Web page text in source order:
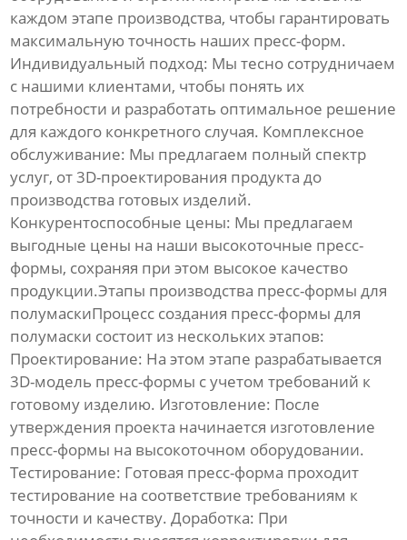
каждом этапе производства, чтобы гарантировать
максимальную точность наших пресс-форм.
Индивидуальный подход: Мы тесно сотрудничаем
с нашими клиентами, чтобы понять их
потребности и разработать оптимальное решение
для каждого конкретного случая. Комплексное
обслуживание: Мы предлагаем полный спектр
услуг, от 3D-проектирования продукта до
производства готовых изделий.
Конкурентоспособные цены: Мы предлагаем
выгодные цены на наши высокоточные пресс-
формы, сохраняя при этом высокое качество
продукции.Этапы производства пресс-формы для
полумаскиПроцесс создания пресс-формы для
полумаски состоит из нескольких этапов:
Проектирование: На этом этапе разрабатывается
3D-модель пресс-формы с учетом требований к
готовому изделию. Изготовление: После
утверждения проекта начинается изготовление
пресс-формы на высокоточном оборудовании.
Тестирование: Готовая пресс-форма проходит
тестирование на соответствие требованиям к
точности и качеству.Доработка: При